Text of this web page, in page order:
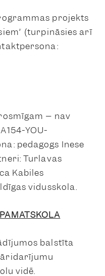
projekts
(turpināsies arī
– nav
YOU-
pedagogs Inese
Turlavas
Kabiles
vidusskola.
balstīta
vidē.